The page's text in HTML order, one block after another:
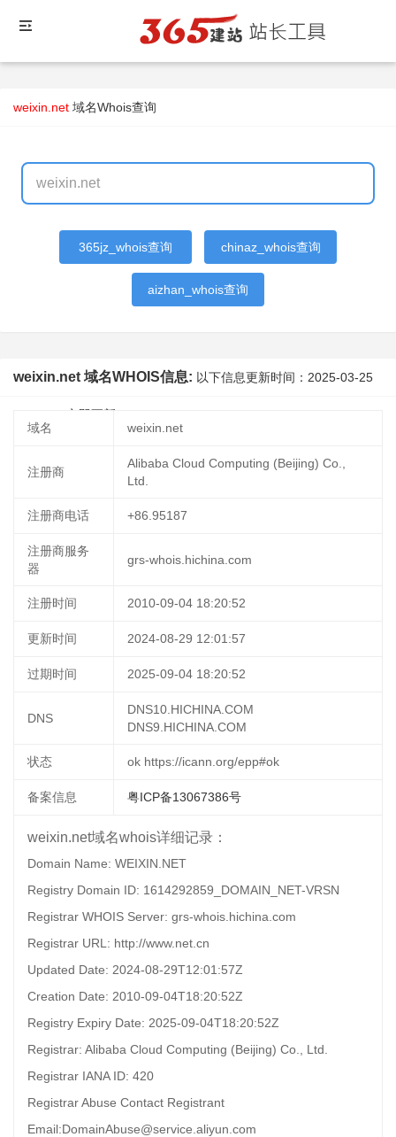
weixin.net 域名Whois查询
365jz_whois查询 chinaz_whois查询
aizhan_whois查询
weixin.net 域名WHOIS信息: 以下信息更新时间： 2025-03-25
立即更新
域名
weixin.net
注册商
Alibaba Cloud Computing (Beijing) Co.,
Ltd.
注册商电话 +86.95187
注册商服务
器
grs-whois.hichina.com
注册时间 2010-09-04 18:20:52
更新时间 2024-08-29 12:01:57
过期时间 2025-09-04 18:20:52
DNS
DNS10.HICHINA.COM
DNS9.HICHINA.COM
状态 ok https://icann.org/epp#ok
备案信息 粤ICP备13067386号
weixin.net域名whois详细记录：
Domain Name: WEIXIN.NET
Registry Domain ID: 1614292859_DOMAIN_NET-VRSN
Registrar WHOIS Server: grs-whois.hichina.com
Registrar URL: http://www.net.cn
Updated Date: 2024-08-29T12:01:57Z
Creation Date: 2010-09-04T18:20:52Z
Registry Expiry Date: 2025-09-04T18:20:52Z
Registrar: Alibaba Cloud Computing (Beijing) Co., Ltd.
Registrar IANA ID: 420
Registrar Abuse Contact Registrant
Email:DomainAbuse@service.aliyun.com